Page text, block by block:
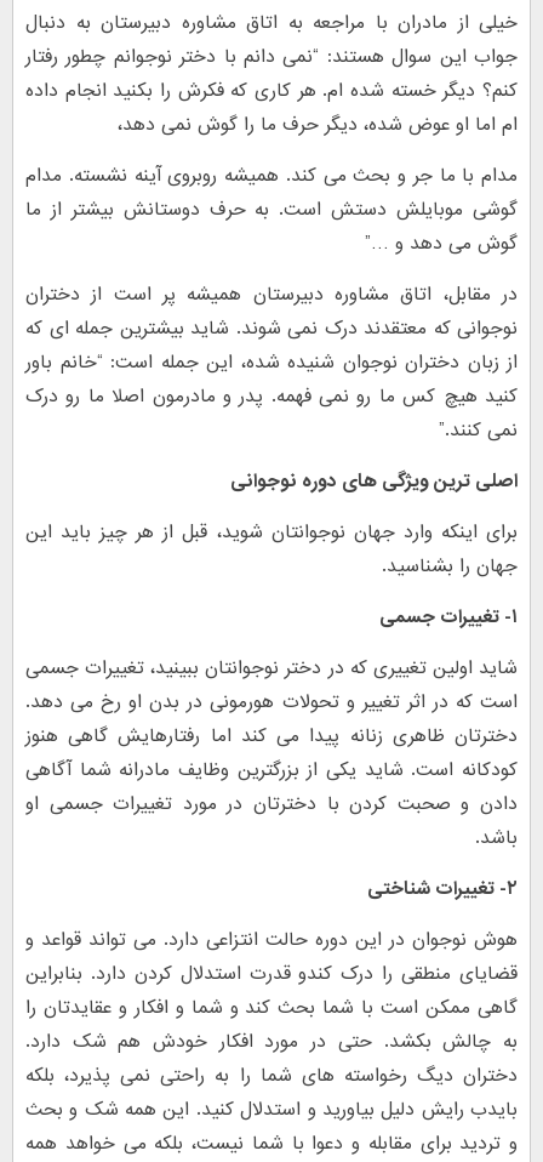
خیلی از مادران با مراجعه به اتاق مشاوره دبیرستان به دنبال
جواب این سوال هستند: “نمی دانم با دختر نوجوانم چطور رفتار
کنم؟ دیگر خسته شده ام. هر کاری که فکرش را بکنید انجام داده
ام اما او عوض شده، دیگر حرف ما را گوش نمی دهد،
مدام با ما جر و بحث می کند. همیشه روبروی آینه نشسته. مدام
گوشی موبایلش دستش است. به حرف دوستانش بیشتر از ما
گوش می دهد و …”
در مقابل، اتاق مشاوره دبیرستان همیشه پر است از دختران
نوجوانی که معتقدند درک نمی شوند. شاید بیشترین جمله ای که
از زبان دختران نوجوان شنیده شده، این جمله است: “خانم باور
کنید هیچ کس ما رو نمی فهمه. پدر و مادرمون اصلا ما رو درک
نمی کنند.”
اصلی ترین ویژگی های دوره نوجوانی
برای اینکه وارد جهان نوجوانتان شوید، قبل از هر چیز باید این
جهان را بشناسید.
۱- تغییرات جسمی
شاید اولین تغییری که در دختر نوجوانتان ببینید، تغییرات جسمی
است که در اثر تغییر و تحولات هورمونی در بدن او رخ می دهد.
دخترتان ظاهری زنانه پیدا می کند اما رفتارهایش گاهی هنوز
کودکانه است. شاید یکی از بزرگترین وظایف مادرانه شما آگاهی
دادن و صحبت کردن با دخترتان در مورد تغییرات جسمی او
باشد.
۲- تغییرات شناختی
هوش نوجوان در این دوره حالت انتزاعی دارد. می تواند قواعد و
قضایای منطقی را درک کندو قدرت استدلال کردن دارد. بنابراین
گاهی ممکن است با شما بحث کند و شما و افکار و عقایدتان را
به چالش بکشد. حتی در مورد افکار خودش هم شک دارد.
دختران دیگ رخواسته های شما را به راحتی نمی پذیرد، بلکه
بایدب رایش دلیل بیاورید و استدلال کنید. این همه شک و بحث
و تردید برای مقابله و دعوا با شما نیست، بلکه می خواهد همه